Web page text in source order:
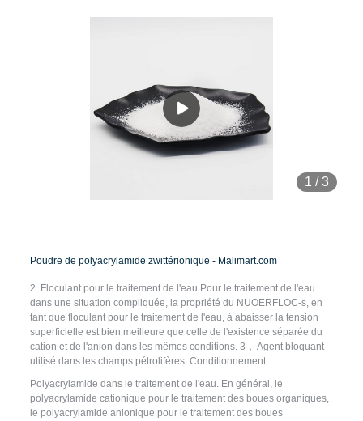
1 /3
Poudre de polyacrylamide zwittérionique - Malimart.com
2. Floculant pour le traitement de l'eau Pour le traitement de l'eau
dans une situation compliquée, la propriété du NUOERFLOC-s, en
tant que floculant pour le traitement de l'eau, à abaisser la tension
superficielle est bien meilleure que celle de l'existence séparée du
cation et de l'anion dans les mêmes conditions. 3， Agent bloquant
utilisé dans les champs pétrolifères. Conditionnement :
Polyacrylamide dans le traitement de l'eau. En général, le
polyacrylamide cationique pour le traitement des boues organiques,
le polyacrylamide anionique pour le traitement des boues